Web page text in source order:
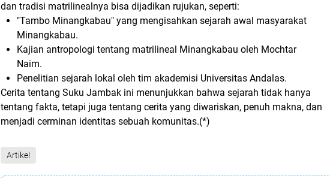
dan tradisi matrilinealnya bisa dijadikan rujukan, seperti:
"Tambo Minangkabau" yang mengisahkan sejarah awal masyarakat
Minangkabau.
Kajian antropologi tentang matrilineal Minangkabau oleh Mochtar
Naim.
Penelitian sejarah lokal oleh tim akademisi Universitas Andalas.
Cerita tentang Suku Jambak ini menunjukkan bahwa sejarah tidak hanya
tentang fakta, tetapi juga tentang cerita yang diwariskan, penuh makna, dan
menjadi cerminan identitas sebuah komunitas.(*)
Artikel